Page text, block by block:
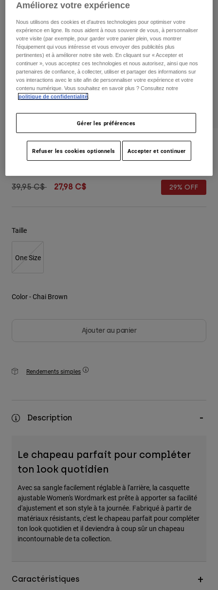
Pants
Goggles
Guards & Protection
Gloves
Jackets & Hydration Vests
Base Layers
Gear Bags
Replacement Parts
Shorts
Pants
Pads & Protection
Jackets
Gloves
Base Layers
Socks
Pants
Shorts
Swim
Tout acheter
Womens
Sweatshirts
Jackets
Shorts
Hats
Womens Wordmark Adjustable Hat
Price reduced from
39,95 C$to27,98 C$ 29% OFF
Taille
One Size
Color - Chai Brown
Ajouter au panier
Rendements simples
Description
Le chapeau parfait pour compléter
ton look quotidien
Avec sa sangle facilement réglable à l'arrière, la casquette
ajustable Women's Wordmark est prête à apporter sa facilité
d'ajustement et son style à ta journée. Fabriqué à partir de
matériaux résistants, c'est le chapeau parfait pour compléter
ton look quotidien et il deviendra à coup sûr un chapeau
incontournable de ta collection.
Caractéristiques
Améliorez votre expérience
Nous utilisons des cookies et d'autres technologies pour optimiser votre
expérience en ligne. Ils nous aident à nous souvenir de vous, à personnaliser
votre visite (par exemple, pour garder votre panier plein, vous montrer
l'équipement qui vous intéresse et vous envoyer des publicités plus
pertinentes) et à améliorer notre site web. En cliquant sur « Accepter et
continuer », vous acceptez ces technologies et nous autorisez, ainsi que nos
partenaires de confiance, à collecter, utiliser et partager des informations sur
vos interactions avec le site afin de personnaliser votre expérience et votre
contenu numérique. Vous souhaitez en savoir plus ? Consultez notre
politique de confidentialité
Gérer les préférences
Refuser les cookies optionnels Accepter et continuer